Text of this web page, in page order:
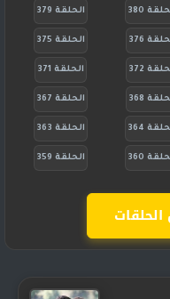
380 الحلقة 379
376 الحلقة 375
372 الحلقة 371
368 الحلقة 367
364 الحلقة 363
360 الحلقة 359